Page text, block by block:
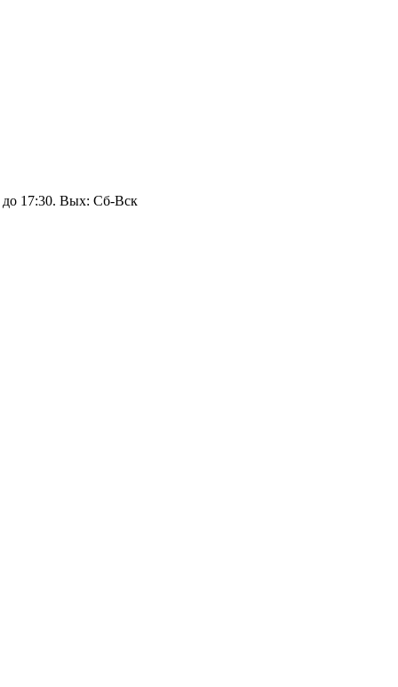
17:30. Вых: Сб‑Вск